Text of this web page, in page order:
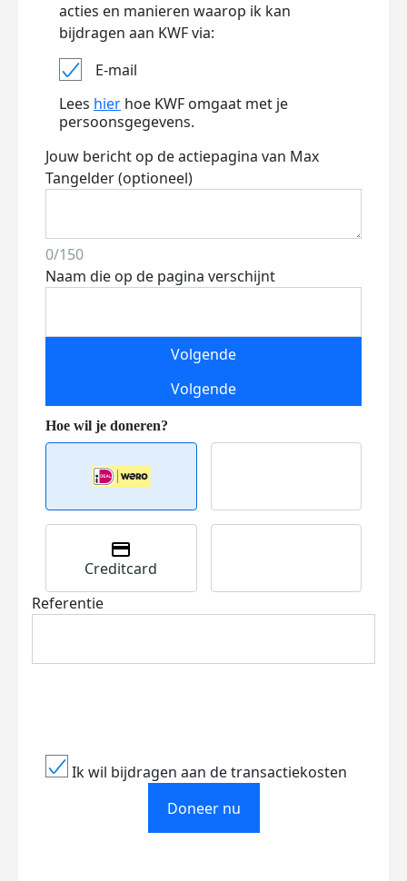
acties en manieren waarop ik kan
bijdragen aan KWF via:
E-mail
Lees hier hoe KWF omgaat met je
persoonsgegevens.
Jouw bericht op de actiepagina van Max
Tangelder (optioneel)
0/150
Naam die op de pagina verschijnt
Volgende
Volgende
Creditcard
Referentie
Ik wil bijdragen aan de transactiekosten
Doneer nu